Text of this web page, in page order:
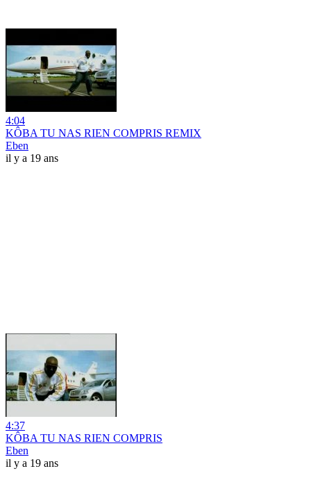
4:04
KÔBA TU NAS RIEN COMPRIS REMIX
Eben
il y a 19 ans
4:37
KÔBA TU NAS RIEN COMPRIS
Eben
il y a 19 ans